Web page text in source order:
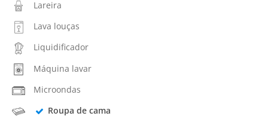
Lareira
Lava louças
Liquidificador
Máquina lavar
Microondas
Roupa de cama